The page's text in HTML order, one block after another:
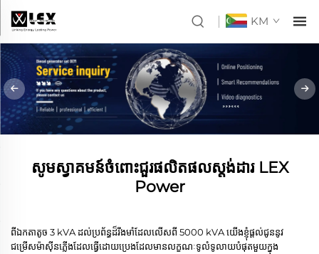
KM
សូមស្វាគមន៍ចំពោះជួរផលិតផលស្តង់ដារ LEX
Power
ពី​ឯកតាតូច​ 3 kVA ដល់​ប្រព័ន្ធដ៏រឹងមាំ​ដែល​លើស​ពី 5000 kVA យើងខ្ញុំផ្តល់ជូន​នូវ​
ជម្រើស​ម៉ាស៊ីនភ្លើង​ដែល​ធ្វើ​ដោយ​ប្រេង​ដែល​មាន​លក្ខណៈ​ទូលំទូលាយ​បំផុត​មួយ​ក្នុង​